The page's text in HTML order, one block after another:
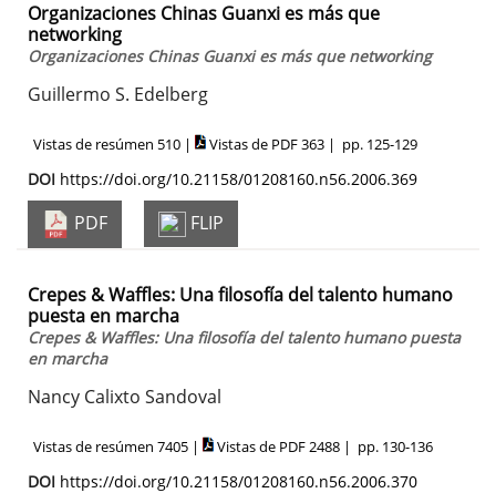
Organizaciones Chinas Guanxi es más que
networking
Organizaciones Chinas Guanxi es más que networking
Guillermo S. Edelberg
Vistas de resúmen 510 | Vistas de PDF 363 | pp. 125-129
DOI https://doi.org/10.21158/01208160.n56.2006.369
PDF FLIP
Crepes & Waffles: Una filosofía del talento humano
puesta en marcha
Crepes & Waffles: Una filosofía del talento humano puesta
en marcha
Nancy Calixto Sandoval
Vistas de resúmen 7405 | Vistas de PDF 2488 | pp. 130-136
DOI https://doi.org/10.21158/01208160.n56.2006.370